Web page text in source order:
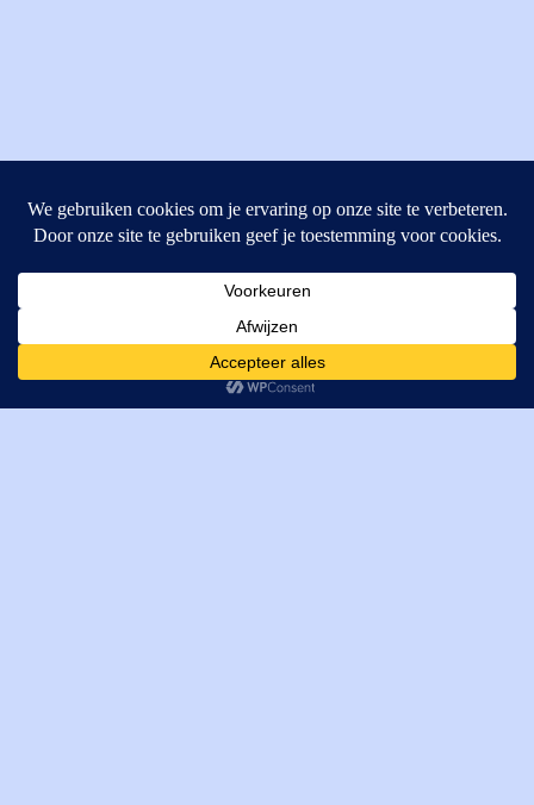
4462GE, Goes
T: +31 (0) 111-484438
M:parts@mitechniek.nl
VAT: NL862802295B01
Cookies helpen ons bij het leveren van onze diensten. Door
gebruik te maken van onze diensten, gaat u akkoord met ons
gebruik van cookies.